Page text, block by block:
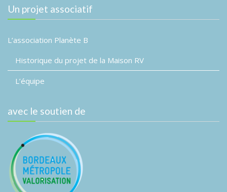
Un projet associatif
L’association Planète B
Historique du projet de la Maison RV
L’équipe
avec le soutien de